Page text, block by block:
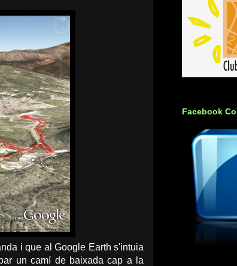
i que al Google Earth s'intuia
un camí de baixada cap a la
Facebook